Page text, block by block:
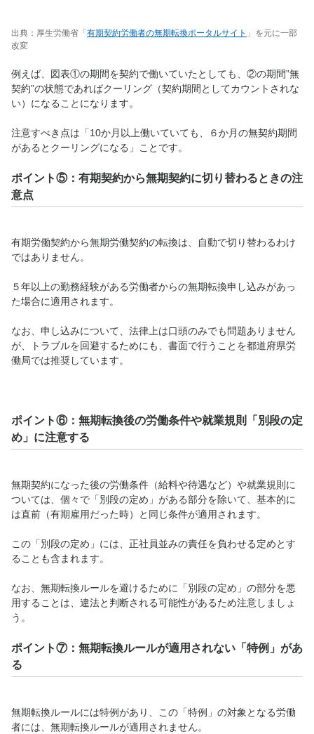
出典：厚生労働省「 有期契約労働者の無期転換ポータルサイト 」を元に一部
改変
例えば、図表①の期間を契約で働いていたとしても、②の期間”無
契約”の状態であればクーリング（契約期間としてカウントされな
い）になることになります。
注意すべき点は「10か月以上働いていても、６か月の無契約期間
があるとクーリングになる」ことです。
ポイント⑤：有期契約から無期契約に切り替わるときの注
意点
有期労働契約から無期労働契約の転換は、自動で切り替わるわけ
ではありません。
５年以上の勤務経験がある労働者からの無期転換申し込みがあっ
た場合に適用されます。
なお、申し込みについて、法律上は口頭のみでも問題ありません
が、トラブルを回避するためにも、書面で行うことを都道府県労
働局では推奨しています。
ポイント⑥：無期転換後の労働条件や就業規則「別段の定
め」に注意する
無期契約になった後の労働条件（給料や待遇など）や就業規則に
ついては、個々で「別段の定め」がある部分を除いて、基本的に
は直前（有期雇用だった時）と同じ条件が適用されます。
この「別段の定め」には、正社員並みの責任を負わせる定めとす
ることも含まれます。
なお、無期転換ルールを避けるために「別段の定め」の部分を悪
用することは、違法と判断される可能性があるため注意しましょ
う。
ポイント⑦：無期転換ルールが適用されない「特例」があ
る
無期転換ルールには特例があり、この「特例」の対象となる労働
者には、無期転換ルールが適用されません。